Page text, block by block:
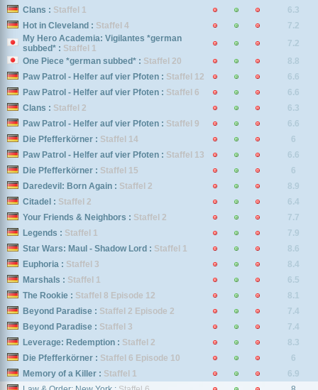
Clans : Staffel 1
6.3
Hot in Cleveland : Staffel 4
7.2
My Hero Academia: Vigilantes *german
subbed* : Staffel 1
7.2
One Piece *german subbed* : Staffel 20
8.8
Paw Patrol - Helfer auf vier Pfoten : Staffel 12
6.6
Paw Patrol - Helfer auf vier Pfoten : Staffel 6
6.6
Clans : Staffel 2
6.3
Paw Patrol - Helfer auf vier Pfoten : Staffel 9
6.6
Die Pfefferkörner : Staffel 14
6
Paw Patrol - Helfer auf vier Pfoten : Staffel 13
6.6
Die Pfefferkörner : Staffel 15
6
Daredevil: Born Again : Staffel 2
8.9
Citadel : Staffel 2
6.4
Your Friends & Neighbors : Staffel 2
7.7
Legends : Staffel 1
7.9
Star Wars: Maul - Shadow Lord : Staffel 1
8.6
Euphoria : Staffel 3
8.4
Marshals : Staffel 1
6.5
The Rookie : Staffel 8 Episode 12
8.1
Beyond Paradise : Staffel 2 Episode 2
7.4
Beyond Paradise : Staffel 3
7.4
Leverage: Redemption : Staffel 2
8.3
Die Pfefferkörner : Staffel 6 Episode 10
6
Memory of a Killer : Staffel 1
6.9